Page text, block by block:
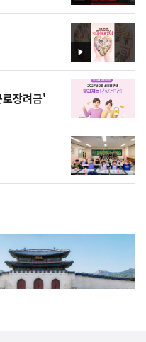
상
영
상
장려금'